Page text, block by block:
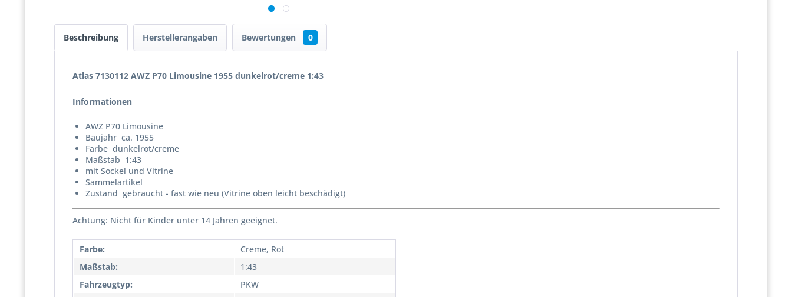
Beschreibung Herstellerangaben Bewertungen 0
Atlas 7130112 AWZ P70 Limousine 1955 dunkelrot/creme 1:43
Informationen
AWZ P70 Limousine
Baujahr ca. 1955
Farbe dunkelrot/creme
Maßstab 1:43
mit Sockel und Vitrine
Sammelartikel
Zustand gebraucht - fast wie neu (Vitrine oben leicht beschädigt)
Achtung: Nicht für Kinder unter 14 Jahren geeignet.
Farbe:
Creme, Rot
Maßstab:
1:43
Fahrzeugtyp:
PKW